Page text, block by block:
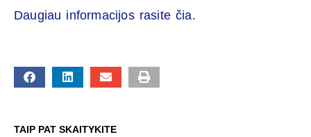
Daugiau informacijos rasite čia.
TAIP PAT SKAITYKITE